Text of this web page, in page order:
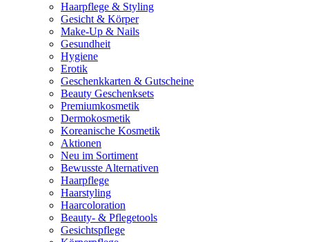
Haarpflege & Styling
Gesicht & Körper
Make-Up & Nails
Gesundheit
Hygiene
Erotik
Geschenkkarten & Gutscheine
Beauty Geschenksets
Premiumkosmetik
Dermokosmetik
Koreanische Kosmetik
Aktionen
Neu im Sortiment
Bewusste Alternativen
Haarpflege
Haarstyling
Haarcoloration
Beauty- & Pflegetools
Gesichtspflege